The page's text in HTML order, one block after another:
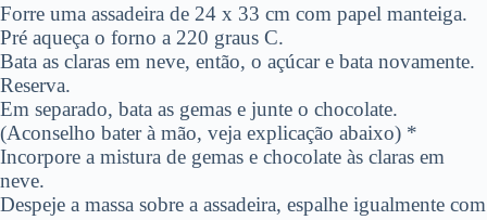
Forre uma assadeira de 24 x 33 cm com papel manteiga.
Pré aqueça o forno a 220 graus C.
Bata as claras em neve, então, o açúcar e bata novamente.
Reserva.
Em separado, bata as gemas e junte o chocolate.
(Aconselho bater à mão, veja explicação abaixo) *
Incorpore a mistura de gemas e chocolate às claras em
neve.
Despeje a massa sobre a assadeira, espalhe igualmente com